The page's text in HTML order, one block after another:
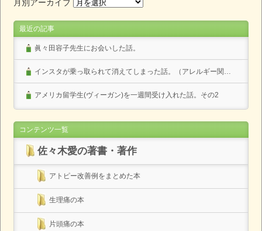
月別アーカイブ
最近の記事
眞々田容子先生にお会いした話。
インスタが乗っ取られて消えてしまった話。（アレルギー関係なし）
アメリカ留学生(ヴィーガン)を一週間受け入れた話。その2
コンテンツ一覧
佐々木愛の著書・著作
アトピー改善例をまとめた本
生理痛の本
片頭痛の本